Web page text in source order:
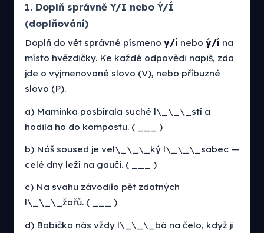
1. Doplň správně Y/I nebo Ý/Í
(doplňování)
Doplň do vět správné písmeno y/i nebo ý/í na
místo hvězdičky. Ke každé odpovědi napiš, zda
jde o vyjmenované slovo (V), nebo příbuzné
slovo (P).
a) Maminka posbírala suché l\_\_\_stí a
hodila ho do kompostu. ( ___ )
b) Náš soused je vel\_\_\_ký l\_\_\_sabec —
celé dny leží na gauči. ( ___ )
c) Na svahu závodiło pět zdatných
l\_\_\_žařů. ( ___ )
d) Babička nás vždy l\_\_\_bá na čelo, když ji